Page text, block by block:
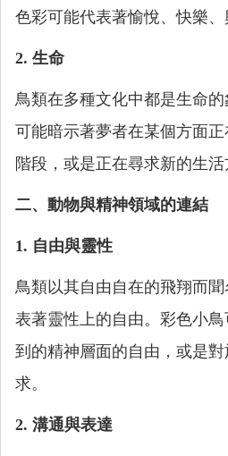
色彩可能代表著愉悅、快樂、
2. 生命
鳥類在多種文化中都是生命
可能暗示著夢者在某個方面
階段，或是正在尋求新的生活
二、動物與精神領域的連結
1. 自由與靈性
鳥類以其自由自在的飛翔而
表著靈性上的自由。彩色小
到的精神層面的自由，或是
求。
2. 溝通與表達